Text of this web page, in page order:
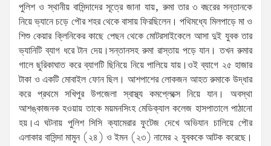
পুলিশ ও স্থানীয় বাসিন্দাদের সূত্রে জানা যায়, রুমা তার ৩ বছরের সন্তানকে
নিয়ে ভ্যানে চড়ে পৌর শহর থেকে বাসায় ফিরছিলেন। পথিমধে্য মিলপাড়ে মা ও
শিশু কেয়ার ক্লিনিকের কাছে পেছন থেকে মোটরসাইকেলে আসা দুই যুবক তার
ভ্যানিটি ব্যাগ ধরে টান দেয়।সন্তানসহ রুমা রাস্তায় পড়ে যান। তখন রুমার
গালে ছুরিকাঘাত করে ব্যাগটি ছিনিয়ে নিয়ে পালিয়ে যায়।ওই ব্যাগে ২৫ হাজার
টাকা ও একটি মোবাইল ফোন ছিল। আশপাশের লোকজন আহত রুমাকে উদ্ধার
করে প্রথমে সখিপুর উপজেলা স্বাস্থ্য কমপ্লেক্সে নিয়ে যান। অবস্থা
আশঙ্কাজনক হওয়ায় তাকে ময়মনসিংহ মেডিক্যাল কলেজ হাসপাতালে পাঠানো
হয়।এ ঘটনায় পুলিশ সিসি ক্যামেরার ফুটেজ দেখে অভিযান চালিয়ে পৌর
এলাকার বাসিন্দা মামুন (২৪) ও ইমন (২৩) নামের ২ যুবককে আটক করেছে।